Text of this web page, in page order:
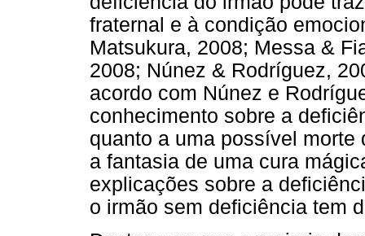
fraternal e à condição
Matsukura, 2008; Messa &
2008; Núnez & Rodríguez,
acordo com Núnez e
conhecimento sobre a
quanto a uma possível
a fantasia de uma cura
explicações sobre a
o irmão sem deficiência tem